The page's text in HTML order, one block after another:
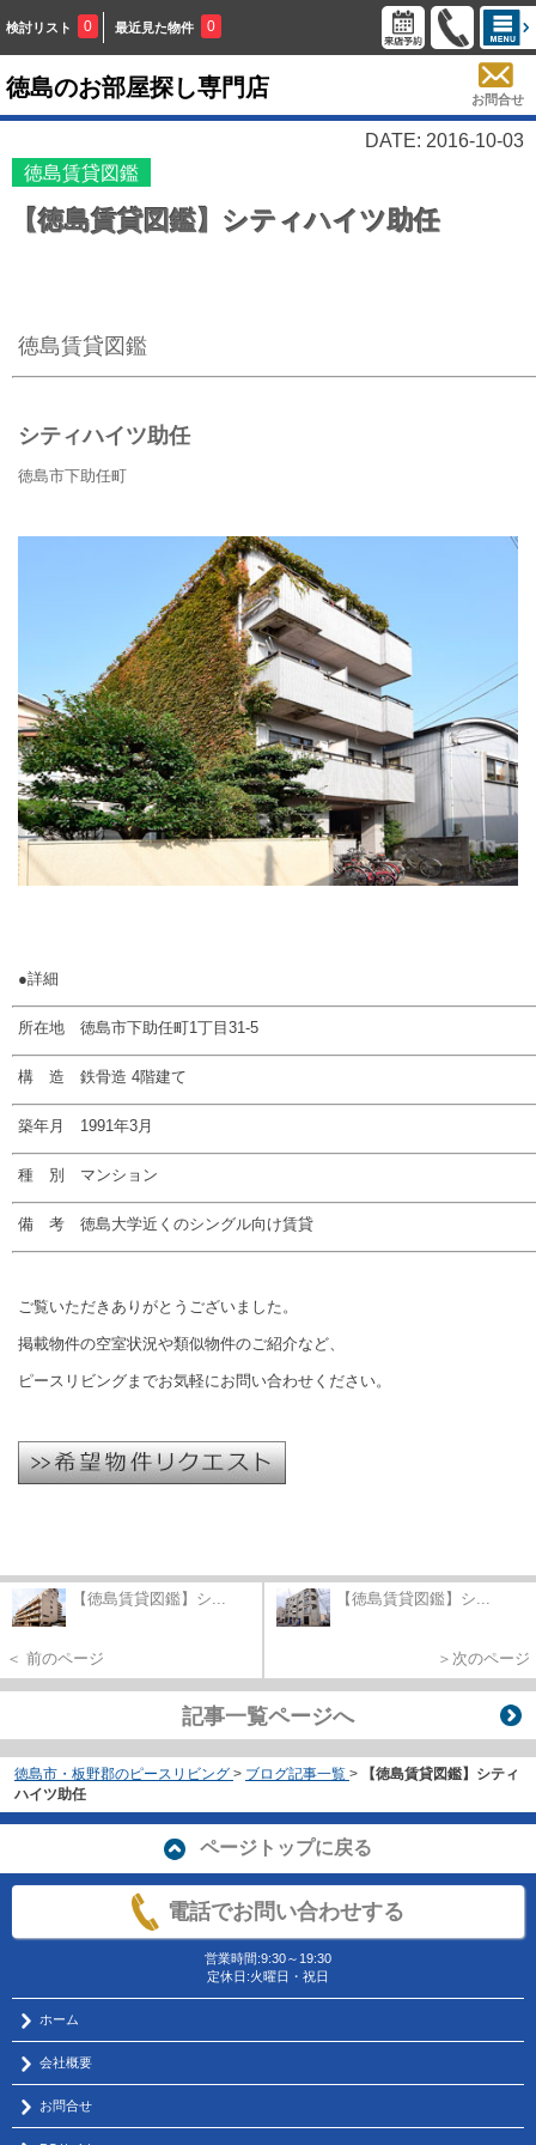
検討リスト 0 最近見た物件 0
徳島のお部屋探し専門店 お問合せ
DATE: 2016-10-03
徳島賃貸図鑑
【徳島賃貸図鑑】シティハイツ助任
徳島賃貸図鑑
シティハイツ助任
徳島市下助任町
●詳細
所在地 徳島市下助任町1丁目31-5
構 造 鉄骨造 4階建て
築年月 1991年3月
種 別 マンション
備 考 徳島大学近くのシングル向け賃貸
ご覧いただきありがとうございました。
掲載物件の空室状況や類似物件のご紹介など、
ピースリビングまでお気軽にお問い合わせください。
【徳島賃貸図鑑】シ...
＜ 前のページ
【徳島賃貸図鑑】シ...
＞次のページ
記事一覧ページへ
徳島市・板野郡のピースリビング > ブログ記事一覧 >
【徳島賃貸図鑑】シティ
ハイツ助任
ページトップに戻る
電話でお問い合わせする
営業時間:9:30～19:30
定休日:火曜日・祝日
ホーム
会社概要
お問合せ